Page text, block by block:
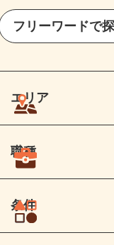
エリア
職種
条件